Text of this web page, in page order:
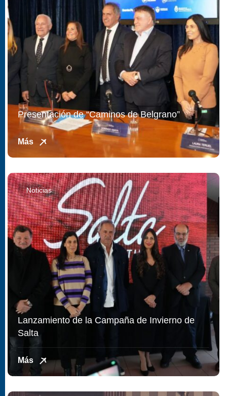
Presentación de “Caminos de Belgrano”
Más
Noticias
Lanzamiento de la Campaña de Invierno de
Salta
Más